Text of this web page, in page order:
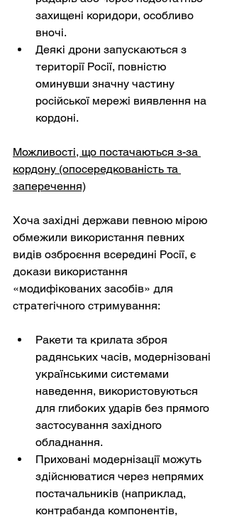
захищені коридори, особливо
вночі.
Деякі дрони запускаються з
території Росії, повністю
оминувши значну частину
російської мережі виявлення на
кордоні.
Можливості, що постачаються з-за
кордону (опосередкованість та
заперечення)
Хоча західні держави певною мірою
обмежили використання певних
видів озброєння всередині Росії, є
докази використання
«модифікованих засобів» для
стратегічного стримування:
Ракети та крилата зброя
радянських часів, модернізовані
українськими системами
наведення, використовуються
для глибоких ударів без прямого
застосування західного
обладнання.
Приховані модернізації можуть
здійснюватися через непрямих
постачальників (наприклад,
контрабанда компонентів,